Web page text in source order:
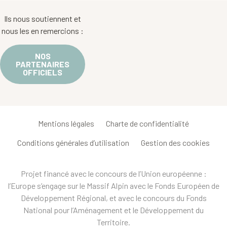
Ils nous soutiennent et
nous les en remercions :
NOS
PARTENAIRES
OFFICIELS
Mentions légales Charte de confidentialité
Conditions générales d’utilisation Gestion des cookies
Projet financé avec le concours de l’Union européenne :
l’Europe s’engage sur le Massif Alpin avec le Fonds Européen de
Développement Régional, et avec le concours du Fonds
National pour l’Aménagement et le Développement du
Territoire.